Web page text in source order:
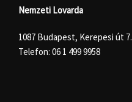
Nemzeti Lovarda
1087 Budapest, Kerepesi út 7.
Telefon: 06 1 499 9958